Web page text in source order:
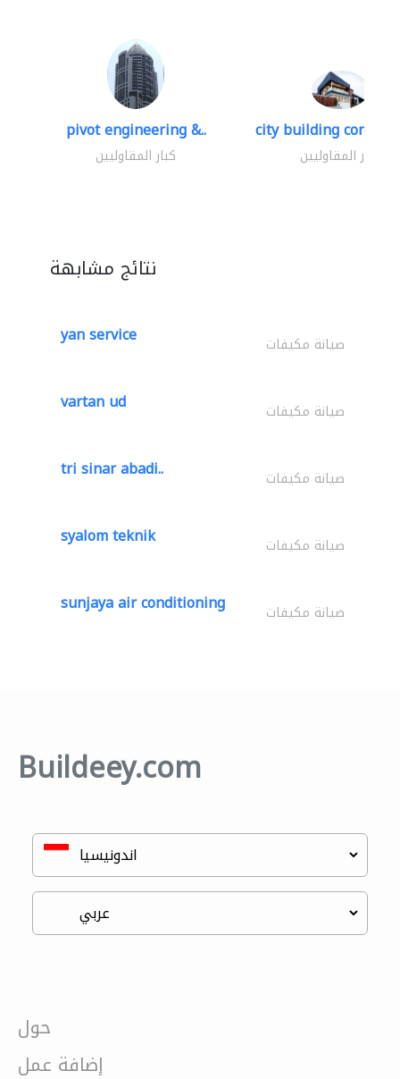
pivot engineering &..
كبار المقاوليين
city building
كبار المقاوليين
نتائج مشابهة
yan service صيانة مكيفات
vartan ud صيانة مكيفات
tri sinar abadi.. صيانة مكيفات
syalom teknik صيانة مكيفات
sunjaya air conditioning صيانة مكيفات
Buildeey.com
حول
إضافة عمل